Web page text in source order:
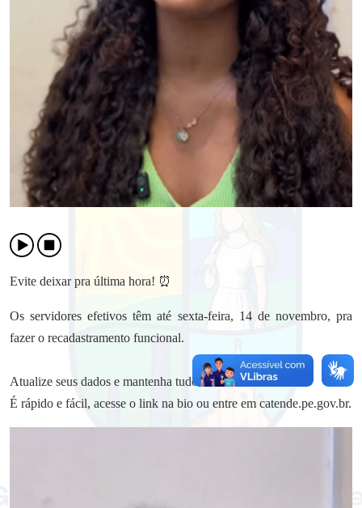
Evite deixar pra última hora! ⏰
Os servidores efetivos têm até sexta-feira, 14 de novembro, pra
fazer o recadastramento funcional.
Atualize seus dados e mantenha tudo certinho.
É rápido e fácil, acesse o link na bio ou entre em catende.pe.gov.br.